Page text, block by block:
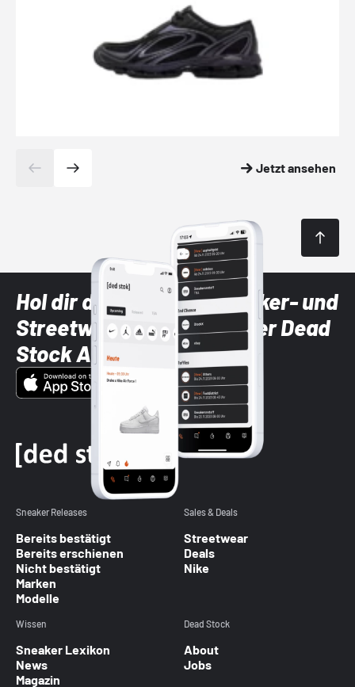
Jetzt ansehen
Hol dir die neuesten Sneaker- und
Streetwear-Brands mit der Dead
Stock App
Sneaker Releases
Bereits bestätigt
Bereits erschienen
Nicht bestätigt
Marken
Modelle
Sales & Deals
Streetwear
Deals
Nike
Wissen
Sneaker Lexikon
News
Magazin
Dead Stock
About
Jobs